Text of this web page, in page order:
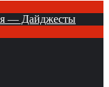
— Дайджесты